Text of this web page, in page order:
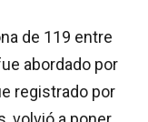
de 119 entre
abordado por
registrado por